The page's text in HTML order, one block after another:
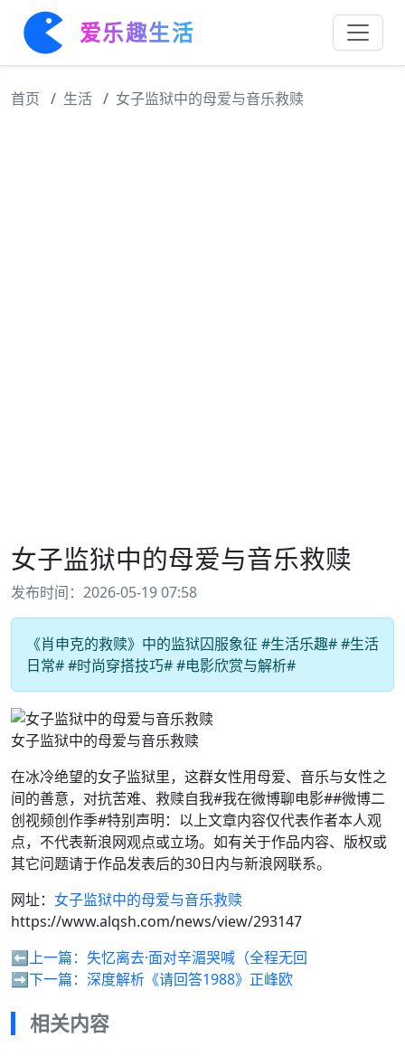
爱乐趣生活
首页 生活 女子监狱中的母爱与音乐救赎
女子监狱中的母爱与音乐救赎
发布时间：2026-05-19 07:58
《肖申克的救赎》中的监狱囚服象征 #生活乐趣# #生活
日常# #时尚穿搭技巧# #电影欣赏与解析#
女子监狱中的母爱与音乐救赎
在冰冷绝望的女子监狱里，这群女性用母爱、音乐与女性之
间的善意，对抗苦难、救赎自我#我在微博聊电影##微博二
创视频创作季#特别声明：以上文章内容仅代表作者本人观
点，不代表新浪网观点或立场。如有关于作品内容、版权或
其它问题请于作品发表后的30日内与新浪网联系。
网址： 女子监狱中的母爱与音乐救赎
https://www.alqsh.com/news/view/293147
⬅️上一篇： 失忆离去·面对辛湄哭喊（全程无回
➡️下一篇： 深度解析《请回答1988》正峰欧
相关内容